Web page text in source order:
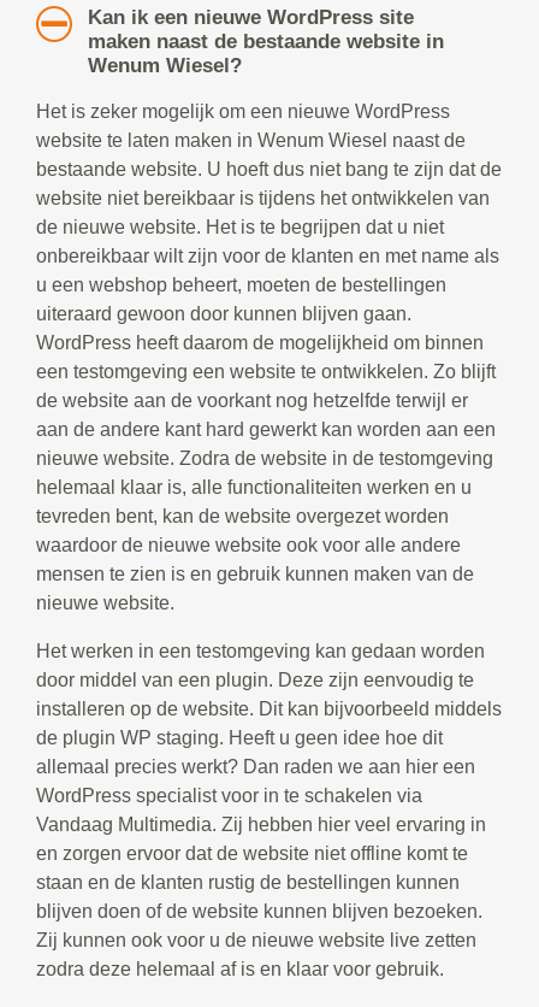
Kan ik een nieuwe WordPress site
maken naast de bestaande website in
Wenum Wiesel?
Het is zeker mogelijk om een nieuwe WordPress
website te laten maken in Wenum Wiesel naast de
bestaande website. U hoeft dus niet bang te zijn dat de
website niet bereikbaar is tijdens het ontwikkelen van
de nieuwe website. Het is te begrijpen dat u niet
onbereikbaar wilt zijn voor de klanten en met name als
u een webshop beheert, moeten de bestellingen
uiteraard gewoon door kunnen blijven gaan.
WordPress heeft daarom de mogelijkheid om binnen
een testomgeving een website te ontwikkelen. Zo blijft
de website aan de voorkant nog hetzelfde terwijl er
aan de andere kant hard gewerkt kan worden aan een
nieuwe website. Zodra de website in de testomgeving
helemaal klaar is, alle functionaliteiten werken en u
tevreden bent, kan de website overgezet worden
waardoor de nieuwe website ook voor alle andere
mensen te zien is en gebruik kunnen maken van de
nieuwe website.
Het werken in een testomgeving kan gedaan worden
door middel van een plugin. Deze zijn eenvoudig te
installeren op de website. Dit kan bijvoorbeeld middels
de plugin WP staging. Heeft u geen idee hoe dit
allemaal precies werkt? Dan raden we aan hier een
WordPress specialist voor in te schakelen via
Vandaag Multimedia. Zij hebben hier veel ervaring in
en zorgen ervoor dat de website niet offline komt te
staan en de klanten rustig de bestellingen kunnen
blijven doen of de website kunnen blijven bezoeken.
Zij kunnen ook voor u de nieuwe website live zetten
zodra deze helemaal af is en klaar voor gebruik.